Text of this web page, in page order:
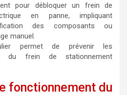
pour débloquer un frein de
en panne, impliquant
des composants ou
manuel.
permet de prévenir les
du frein de stationnement
fonctionnement du